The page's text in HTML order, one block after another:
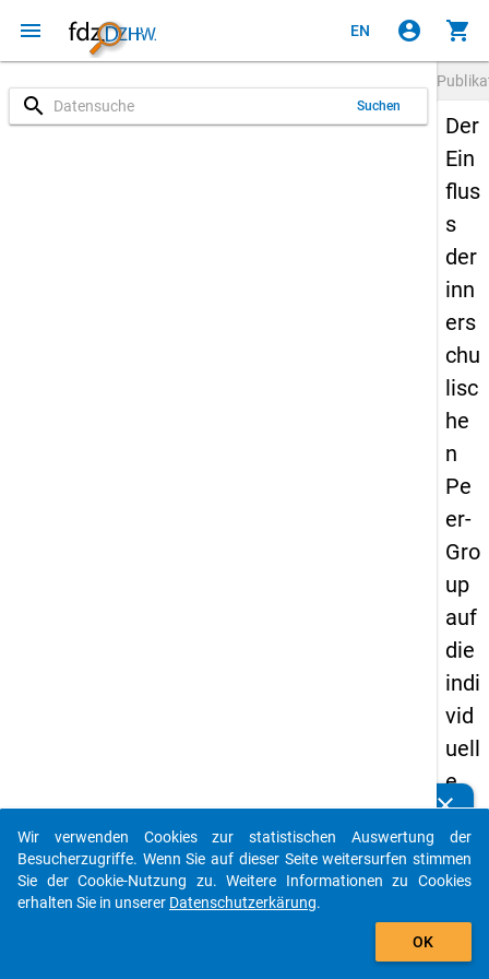
menu EN account_circle shopping_cart
search Suchen
Der
Ein
flus
s
der
inn
ers
chu
lisc
he
n
Pe
er-
Gro
up
auf
die
indi
vid
uell
e
Stu
die
ne
clear
Kennen Sie Publikationen, die auf Basis unserer
Datenpakete entstanden sind? Dann teilen Sie uns diese
bitte mit...
auto_stories
Wir verwenden Cookies zur statistischen Auswertung der
Besucherzugriffe. Wenn Sie auf dieser Seite weitersurfen stimmen
Sie der Cookie-Nutzung zu. Weitere Informationen zu Cookies
erhalten Sie in unserer Datenschutzerkärung.
OK